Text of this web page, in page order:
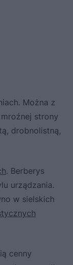
Można z
strony
drobnolistną,
. Berberys
urządzania.
w sielskich
cenny